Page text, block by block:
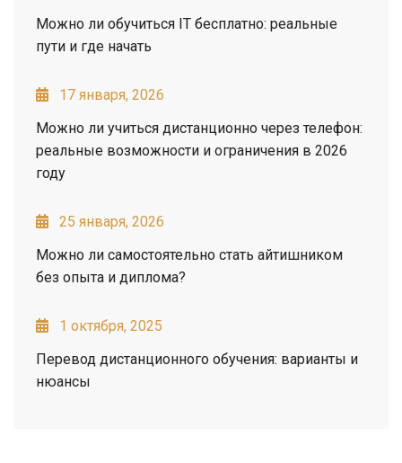
Можно ли обучиться IT бесплатно: реальные
пути и где начать
17 января, 2026
Можно ли учиться дистанционно через телефон:
реальные возможности и ограничения в 2026
году
25 января, 2026
Можно ли самостоятельно стать айтишником
без опыта и диплома?
1 октября, 2025
Перевод дистанционного обучения: варианты и
нюансы